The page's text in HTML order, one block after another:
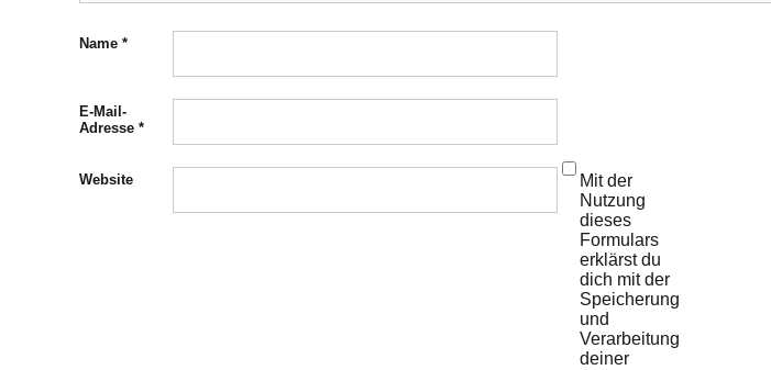
Name *
E-Mail-
Adresse *
Website
Mit der
Nutzung
dieses
Formulars
erklärst du
dich mit der
Speicherung
und
Verarbeitung
deiner